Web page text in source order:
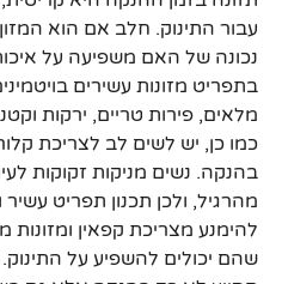
עבור התינוק. חלב אם הוא
נכונה של האם משפיעה על
בתפריט מזונות עשירים
מלאים, פירות טריים, ירקות
כמו כן, יש לשים לב לצריכת
בהנקה. נשים מניקות זקוקות
מהרגיל, ולכן תכנון תפריט עשיר
להימנע מצריכת קפאין ומזונות
שהם יכולים להשפיע על